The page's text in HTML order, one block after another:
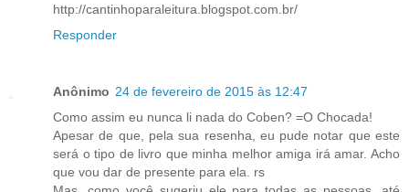
http://cantinhoparaleitura.blogspot.com.br/
Responder
Anônimo 24 de fevereiro de 2015 às 12:47
Como assim eu nunca li nada do Coben? =O Chocada!
Apesar de que, pela sua resenha, eu pude notar que este
será o tipo de livro que minha melhor amiga irá amar. Acho
que vou dar de presente para ela. rs